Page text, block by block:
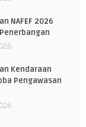
NAFEF 2026
Kendaraan
Pengawasan